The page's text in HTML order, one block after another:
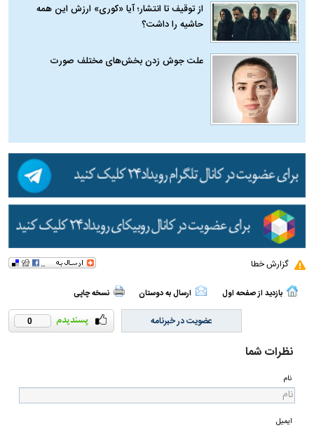
از توقیف تا انتشار؛ آیا «کوری» ارزش این همه
حاشیه را داشت؟
علت جوش زدن بخش‌های مختلف صورت
گزارش خطا
بازدید از صفحه اول ارسال به دوستان نسخه چاپی
0 عضویت در خبرنامه
نظرات شما
نام
ایمیل